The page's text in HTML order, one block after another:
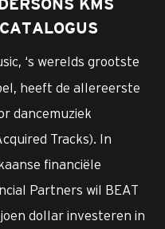
KMS
‘s werelds grootste
heeft de allereerste
dancemuziek
Tracks). In
financiële
Partners wil BEAT
dollar investeren in